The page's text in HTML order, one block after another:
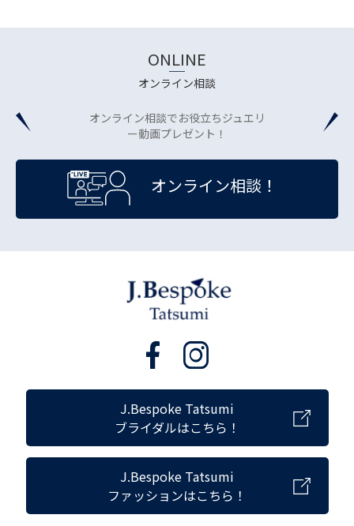
ONLINE
オンライン相談
オンライン相談でお役立ちジュエリ
ー動画プレゼント！
オンライン相談！
J.Bespoke Tatsumi
ブライダルはこちら！
J.Bespoke Tatsumi
ファッションはこちら！